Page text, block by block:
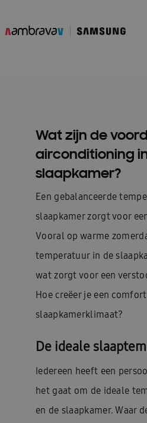
Wat zijn de
airconditioning
slaapkamer?
Een gebalanceerde
slaapkamer zorgt voor
Vooral op warme
temperatuur in de
wat zorgt voor een
Hoe creëer je een
slaapkamerklimaat?
De ideale
Iedereen heeft een
het gaat om de ideale
en de slaapkamer. Waar